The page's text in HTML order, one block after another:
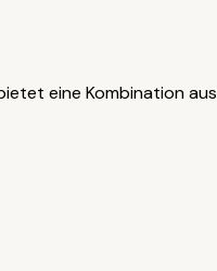
eine Kombination aus